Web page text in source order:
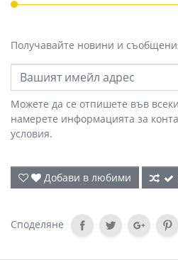
Получавайте новини и
Можете да се отпишете във
намерете информацията за
условия.
Добави в любими
Споделяне